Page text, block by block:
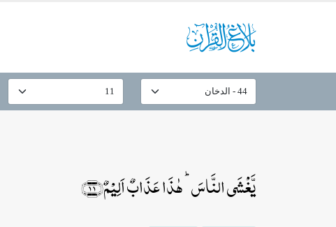
یَّغۡشَی النَّاسَ ؕ ہٰذَا عَذَابٌ اَلِیۡمٌ﴿۱۱﴾